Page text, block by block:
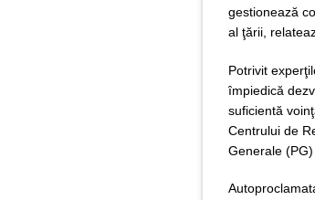
gestionează
al ţării,
Potrivit
împiedică
suficientă
Centrului de
Generale